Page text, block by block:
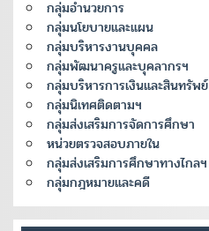
กลุ่มอำนวยการ
กลุ่มนโยบายและแผน
กลุ่มบริหารงานบุคคล
กลุ่มพัฒนาครูและบุคลากรฯ
กลุ่มบริหารการเงินและสินทรัพย์
กลุ่มนิเทศติดตามฯ
กลุ่มส่งเสริมการจัดการศึกษา
หน่วยตรวจสอบภายใน
กลุ่มส่งเสริมการศึกษาทางไกลฯ
กลุ่มกฎหมายและคดี